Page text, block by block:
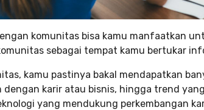
komunitas bisa kamu manfaatkan
sebagai tempat kamu bertukar
kamu pastinya bakal mendapatkan
dengan karir atau bisnis, hingga trend
yang mendukung perkembangan